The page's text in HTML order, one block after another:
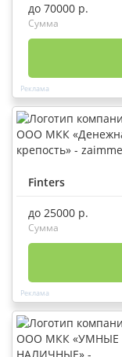
до 70000 р.
Сумма
Finters
до 25000 р.
Сумма